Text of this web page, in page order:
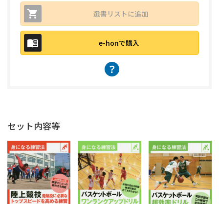
選書リストに追加
e-honで購入
？
セット内容等